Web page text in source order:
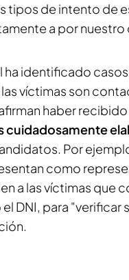
tipos de intento de
a por nuestro
ha identificado
víctimas son
haber
cuidadosamente
Por
como
a las víctimas que
DNI, para